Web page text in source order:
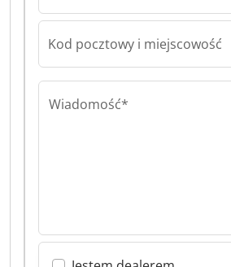
Kod pocztowy i miejscowość
Wiadomość*